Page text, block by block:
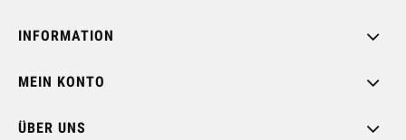
INFORMATION
MEIN KONTO
ÜBER UNS